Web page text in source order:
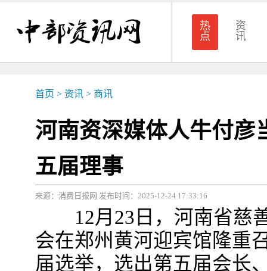
热
点
资
讯
首页 > 资讯 > 商讯
河南资深媒体人牛付彦
五届理事
来源：消费日报网 发布时间：2025-12-24 17:33:16
12月23日，河南省慈
会在郑州黄河迎宾馆隆重
届选举，选出第五届会长